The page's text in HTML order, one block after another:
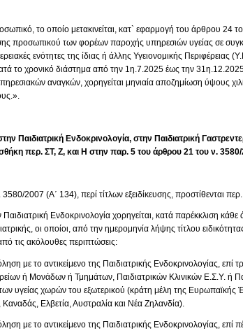
το οποίο μετακινείται, κατ` εφαρμογή του άρθρου 24
προσωπικού των φορέων παροχής υπηρεσιών υγείας σε
ενότητες της ίδιας ή άλλης Υγειονομικής Περιφέρειας
το χρονικό διάστημα από την 1η.7.2025 έως την
αναγκών, χορηγείται μηνιαία αποζημίωση ύψους
Παιδιατρική Ενδοκρινολογία, στην Παιδιατρική
περ. ΣΤ, Ζ, και Η στην παρ. 5 του άρθρου 21 του ν.
2007 (Α΄ 134), περί τίτλων εξειδίκευσης, προστίθενται περ.
Παιδιατρική Ενδοκρινολογία χορηγείται, κατά παρέκκλιση κάθε
οι οποίοι, από την ημερομηνία λήψης τίτλου
τις ακόλουθες περιπτώσεις:
με το αντικείμενο της Παιδιατρικής Ενδοκρινολογίας, επί
ή Μονάδων ή Τμημάτων, Παιδιατρικών Κλινικών Ε.Σ.Υ. ή
υγείας χωρών του εξωτερικού (κράτη μέλη της Ευρωπαϊκής
Καναδάς, Ελβετία, Αυστραλία και Νέα Ζηλανδία).
με το αντικείμενο της Παιδιατρικής Ενδοκρινολογίας, επί